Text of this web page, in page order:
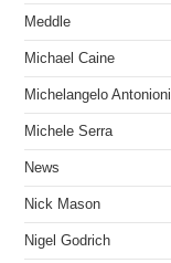
Meddle
Michael Caine
Michelangelo Antonioni
Michele Serra
News
Nick Mason
Nigel Godrich